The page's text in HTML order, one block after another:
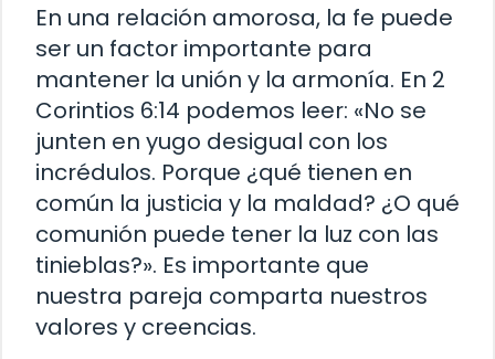
En una relación amorosa, la fe puede
ser un factor importante para
mantener la unión y la armonía. En 2
Corintios 6:14 podemos leer: «No se
junten en yugo desigual con los
incrédulos. Porque ¿qué tienen en
común la justicia y la maldad? ¿O qué
comunión puede tener la luz con las
tinieblas?». Es importante que
nuestra pareja comparta nuestros
valores y creencias.